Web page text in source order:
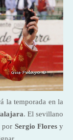
la temporada en la
. El sevillano
por Sergio Floresy